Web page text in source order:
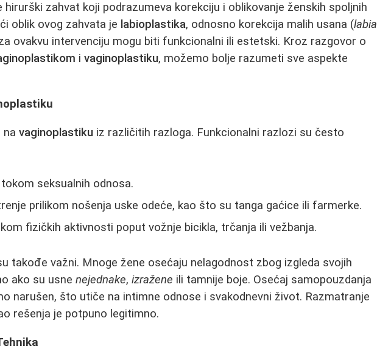
hirurški zahvat koji podrazumeva korekciju i oblikovanje ženskih spoljnih
oblik ovog zahvata je labioplastika, odnosno korekcija malih usana (labia
ovakvu intervenciju mogu biti funkcionalni ili estetski. Kroz razgovor o
ivaginoplastiku, možemo bolje razumeti sve aspekte
navaginoplastiku iz različitih razloga. Funkcionalni razlozi su često
tokom seksualnih odnosa.
prilikom nošenja uske odeće, kao što su tanga gaćice ili farmerke.
fizičkih aktivnosti poput vožnje bicikla, trčanja ili vežbanja.
takođe važni. Mnoge žene osećaju nelagodnost zbog izgleda svojih
ako su usnenejednake,izražene ili tamnije boje. Osećaj samopouzdanja
narušen, što utiče na intimne odnose i svakodnevni život. Razmatranje
rešenja je potpuno legitimno.